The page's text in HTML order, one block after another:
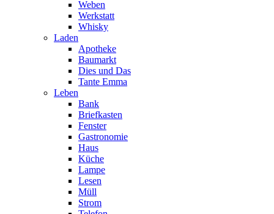
Weben
Werkstatt
Whisky
Laden
Apotheke
Baumarkt
Dies und Das
Tante Emma
Leben
Bank
Briefkasten
Fenster
Gastronomie
Haus
Küche
Lampe
Lesen
Müll
Strom